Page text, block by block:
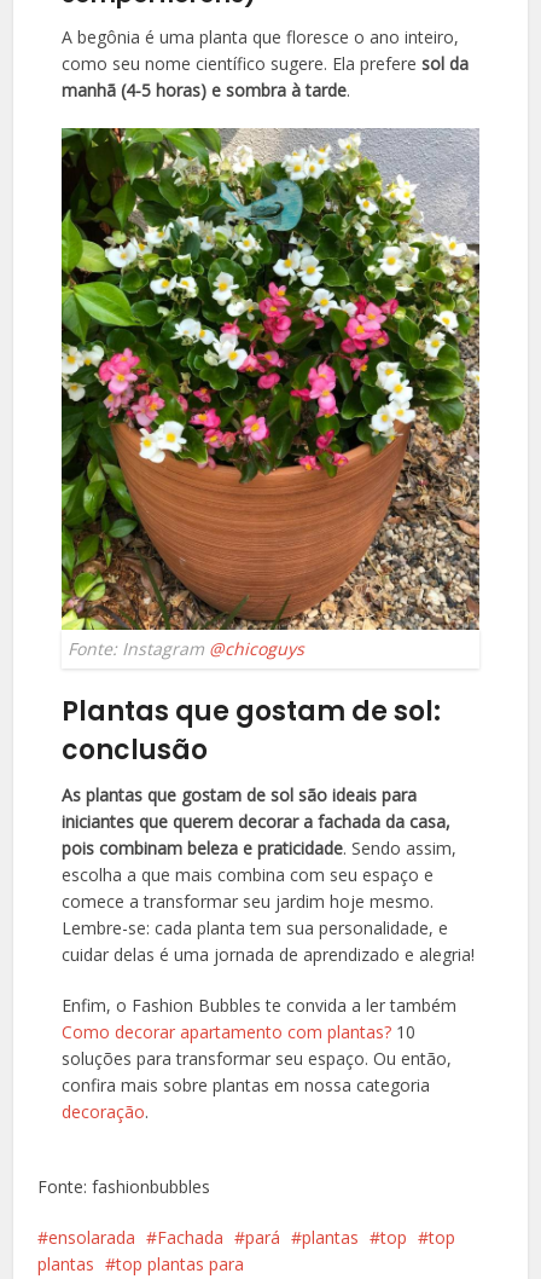
A begônia é uma planta que floresce o ano inteiro,
como seu nome científico sugere. Ela preferesol da
manhã (4-5 horas) e sombra à tarde.
Fonte: Instagram @chicoguys
Plantas que gostam de sol:
conclusão
As plantas que gostam de sol são ideais para
iniciantes que querem decorar a fachada da casa,
pois combinam beleza e praticidade. Sendo assim,
escolha a que mais combina com seu espaço e
comece a transformar seu jardim hoje mesmo.
Lembre-se: cada planta tem sua personalidade, e
cuidar delas é uma jornada de aprendizado e alegria!
Enfim, o Fashion Bubbles te convida a ler também
Como decorar apartamento com plantas? 10
soluções para transformar seu espaço. Ou então,
confira mais sobre plantas em nossa categoria
decoração.
Fonte: fashionbubbles
ensolarada Fachada pará plantas top
top
plantas
top plantas para